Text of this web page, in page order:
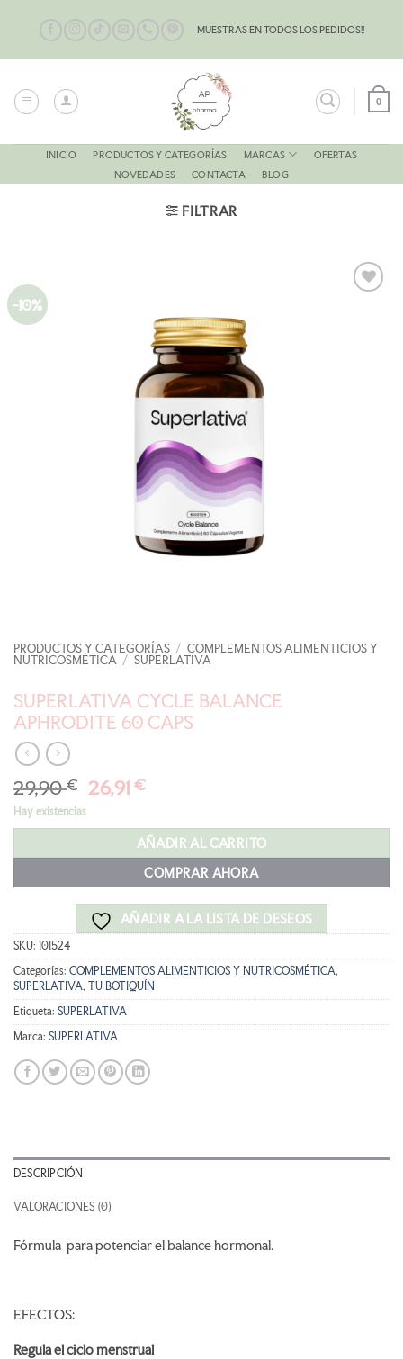
contenido
MUESTRAS EN TODOS LOS PEDIDOS!!
0
INICIO PRODUCTOS Y CATEGORÍAS MARCAS
OFERTAS
NOVEDADES
CONTACTA BLOG
FILTRAR
-10%
PRODUCTOS Y CATEGORÍAS / COMPLEMENTOS ALIMENTICIOS Y
NUTRICOSMÉTICA / SUPERLATIVA
SUPERLATIVA CYCLE BALANCE
APHRODITE 60 CAPS
29,90€ El
original
29,90 €.
26,91€El
actual
es:
26,91 €.
Hay existencias
AÑADIR AL CARRITO
COMPRAR AHORA
AÑADIR A LA LISTA DE DESEOS
SKU: 101524
Categorías: COMPLEMENTOS ALIMENTICIOS Y NUTRICOSMÉTICA,
SUPERLATIVA, TU BOTIQUÍN
Etiqueta: SUPERLATIVA
Marca: SUPERLATIVA
DESCRIPCIÓN
VALORACIONES (0)
Fórmula para potenciar el balance hormonal.
EFECTOS:
Regula el ciclo menstrual